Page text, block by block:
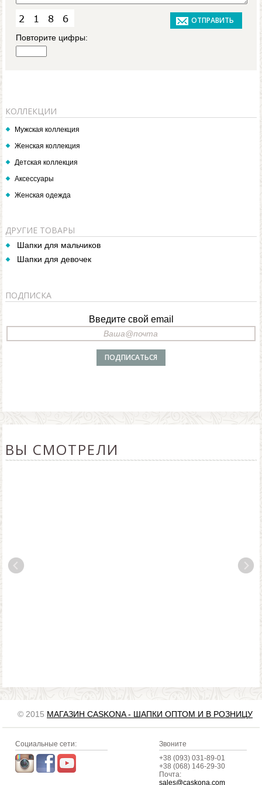
Повторите цифры:
КОЛЛЕКЦИИ
Мужская коллекция
Женская коллекция
Детская коллекция
Аксессуары
Женская одежда
ДРУГИЕ ТОВАРЫ
Шапки для мальчиков
Шапки для девочек
ПОДПИСКА
Введите свой email
ВЫ СМОТРЕЛИ
© 2015 МАГАЗИН CASKONA - ШАПКИ ОПТОМ И В РОЗНИЦУ
Социальные сети:
Звоните
+38 (093) 031-89-01
+38 (068) 146-29-30
Почта:
sales@caskona.com